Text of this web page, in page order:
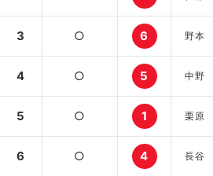
3 ○ 6 野本
4 ○ 5 中野
5 ○ 1 栗原
6 ○ 4 長谷